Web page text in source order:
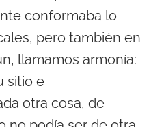
conformaba lo
pero también en
llamamos armonía:
sitio e
otra cosa, de